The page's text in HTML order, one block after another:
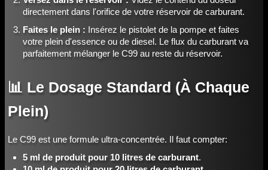
directement dans l'orifice de votre réservoir de carburant.
Faites le plein : Insérez le pistolet de la pompe et faites
votre plein d'essence ou de diesel. Le flux du carburant va
parfaitement mélanger le C99 au reste du réservoir.
📊 Le Dosage Standard (À Chaque
Plein)
Le C99 est une formule ultra-concentrée. Il faut compter:
5 ml de produit pour 10 litres de carburant.